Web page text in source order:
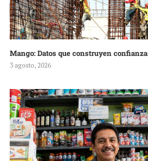
Mango: Datos que construyen confianza
3 agosto, 2026